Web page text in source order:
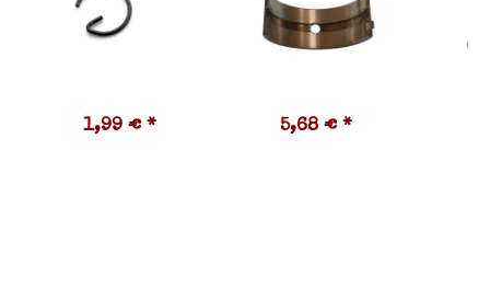
1,99 € * 5,68 € *